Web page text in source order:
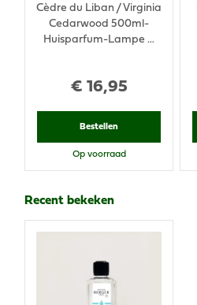
€ 16,95
Cèdre du Liban / Virginia
Cedarwood 500ml-
Huisparfum-Lampe …
Bestellen
Op voorraad
Recent bekeken